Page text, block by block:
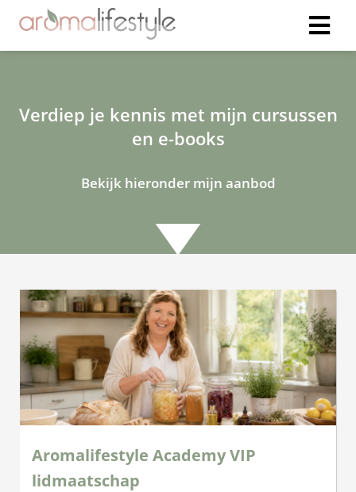
Verdiep je kennis met mijn cursussen
en e-books
Bekijk hieronder mijn aanbod
Aromalifestyle Academy VIP
lidmaatschap